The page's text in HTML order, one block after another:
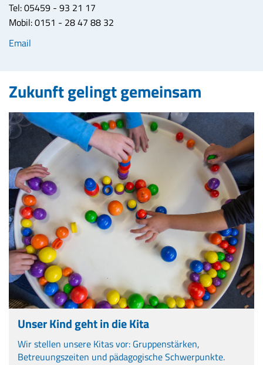
Tel: 05459 - 93 21 17
Mobil: 0151 - 28 47 88 32
Email
Zukunft gelingt gemeinsam
Unser Kind geht in die Kita
Wir stellen unsere Kitas vor: Gruppenstärken,
Betreuungszeiten und pädagogische Schwerpunkte.